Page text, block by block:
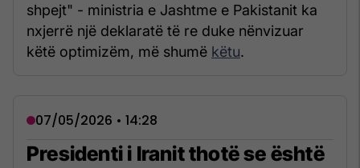
shpejt" - ministria e Jashtme e Pakistanit ka
nxjerrë një deklaratë të re duke nënvizuar
këtë optimizëm, më shumë këtu.
07/05/2026 • 14:28
Presidenti i Iranit thotë se është